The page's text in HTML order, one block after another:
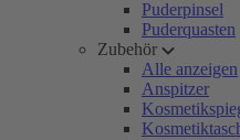
Puderpinsel
Puderquasten
Zubehör
Alle anzeigen
Anspitzer